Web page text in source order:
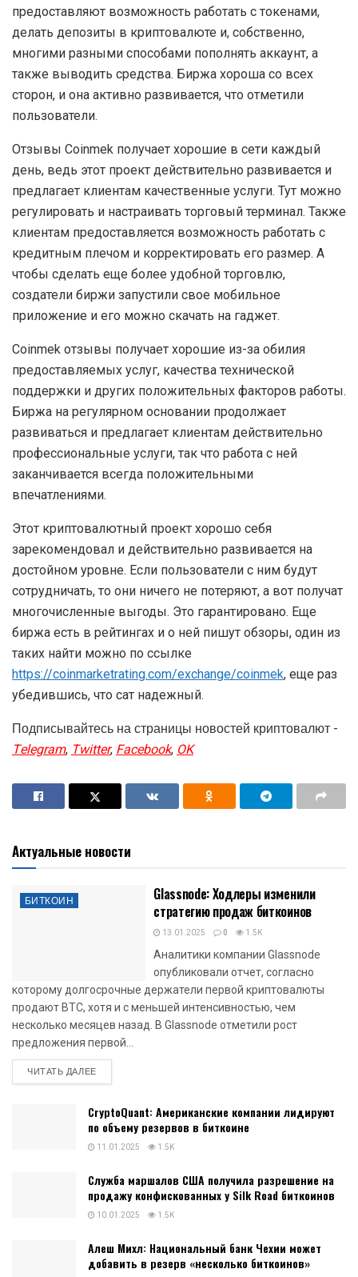
предоставляют возможность работать с токенами,
делать депозиты в криптовалюте и, собственно,
многими разными способами пополнять аккаунт, а
также выводить средства. Биржа хороша со всех
сторон, и она активно развивается, что отметили
пользователи.
Отзывы Coinmek получает хорошие в сети каждый
день, ведь этот проект действительно развивается и
предлагает клиентам качественные услуги. Тут можно
регулировать и настраивать торговый терминал. Также
клиентам предоставляется возможность работать с
кредитным плечом и корректировать его размер. А
чтобы сделать еще более удобной торговлю,
создатели биржи запустили свое мобильное
приложение и его можно скачать на гаджет.
Coinmek отзывы получает хорошие из-за обилия
предоставляемых услуг, качества технической
поддержки и других положительных факторов работы.
Биржа на регулярном основании продолжает
развиваться и предлагает клиентам действительно
профессиональные услуги, так что работа с ней
заканчивается всегда положительными
впечатлениями.
Этот криптовалютный проект хорошо себя
зарекомендовал и действительно развивается на
достойном уровне. Если пользователи с ним будут
сотрудничать, то они ничего не потеряют, а вот получат
многочисленные выгоды. Это гарантировано. Еще
биржа есть в рейтингах и о ней пишут обзоры, один из
таких найти можно по ссылке
https://coinmarketrating.com/exchange/coinmek, еще раз
убедившись, что сат надежный.
Подписывайтесь на страницы новостей криптовалют -
Telegram,Twitter,Facebook,OK
Актуальные новости
БИТКОИН
Glassnode: Ходлеры изменили
стратегию продаж биткоинов
13.01.2025 0 1.5K
Аналитики компании Glassnode
опубликовали отчет, согласно
которому долгосрочные держатели первой криптовалюты
продают BTC, хотя и с меньшей интенсивностью, чем
несколько месяцев назад. В Glassnode отметили рост
предложения первой...
ЧИТАТЬ ДАЛЕЕDETAILS
CryptoQuant: Американские компании лидируют
по объему резервов в биткоине
11.01.2025 1.5K
Служба маршалов США получила разрешение на
продажу конфискованных у Silk Road биткоинов
10.01.2025 1.5K
Алеш Михл: Национальный банк Чехии может
добавить в резерв «несколько биткоинов»